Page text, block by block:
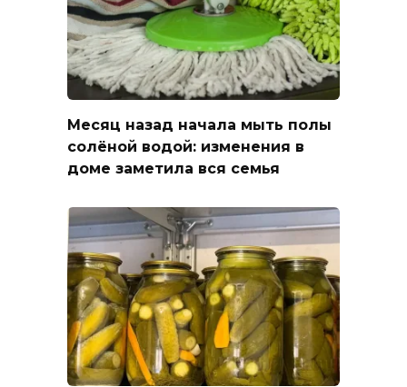
Месяц назад начала мыть полы
солёной водой: изменения в
доме заметила вся семья